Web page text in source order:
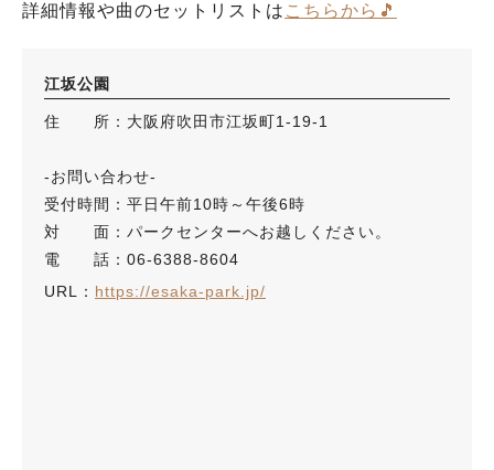
詳細情報や曲のセットリストは こちらから🎵
江坂公園
住 所：大阪府吹田市江坂町1‐19‐1
‐お問い合わせ‐
受付時間：平日午前10時～午後6時
対 面：パークセンターへお越しください。
電 話：06-6388-8604
URL： https://esaka-park.jp/